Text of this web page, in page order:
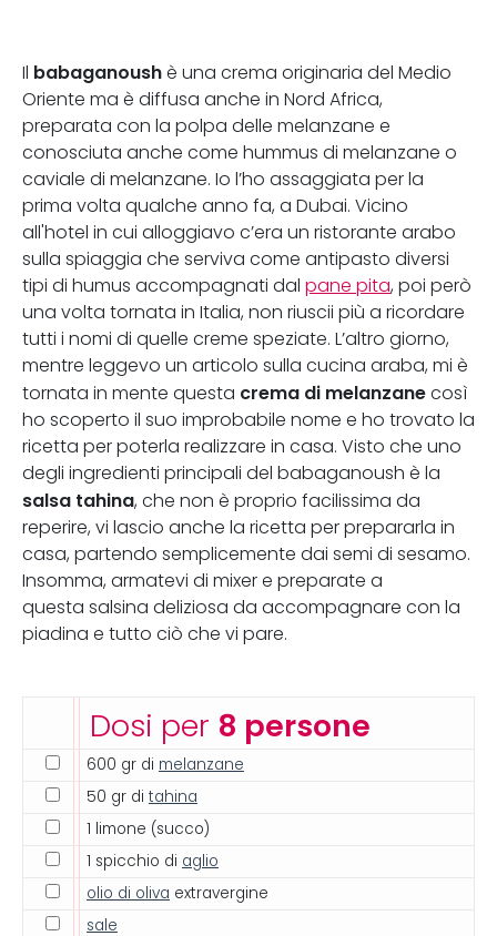
Il babaganoush è una crema originaria del Medio
Oriente ma è diffusa anche in Nord Africa,
preparata con la polpa delle melanzane e
conosciuta anche come hummus di melanzane o
caviale di melanzane. Io l’ho assaggiata per la
prima volta qualche anno fa, a Dubai. Vicino
all'hotel in cui alloggiavo c’era un ristorante arabo
sulla spiaggia che serviva come antipasto diversi
tipi di humus accompagnati dal pane pita, poi però
una volta tornata in Italia, non riuscii più a ricordare
tutti i nomi di quelle creme speziate. L’altro giorno,
mentre leggevo un articolo sulla cucina araba, mi è
tornata in mente questa crema di melanzane così
ho scoperto il suo improbabile nome e ho trovato la
ricetta per poterla realizzare in casa. Visto che uno
degli ingredienti principali del babaganoush è la
salsa tahina, che non è proprio facilissima da
reperire, vi lascio anche la ricetta per prepararla in
casa, partendo semplicemente dai semi di sesamo.
Insomma, armatevi di mixer e preparate a
questa salsina deliziosa da accompagnare con la
piadina e tutto ciò che vi pare.
Dosi per 8 persone
600 gr di melanzane
50 gr di tahina
1 limone (succo)
1 spicchio di aglio
olio di oliva extravergine
sale